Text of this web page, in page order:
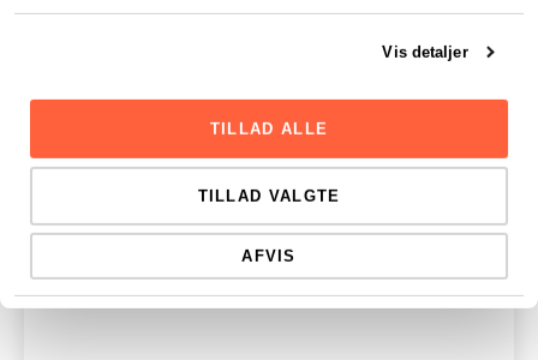
Vis detaljer
TILLAD ALLE
TILLAD VALGTE
AFVIS